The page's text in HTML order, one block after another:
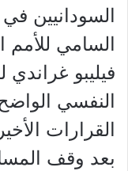
السودانيين
السامي للأمم
فيليبو
النفسي
القرارات
بعد وقف